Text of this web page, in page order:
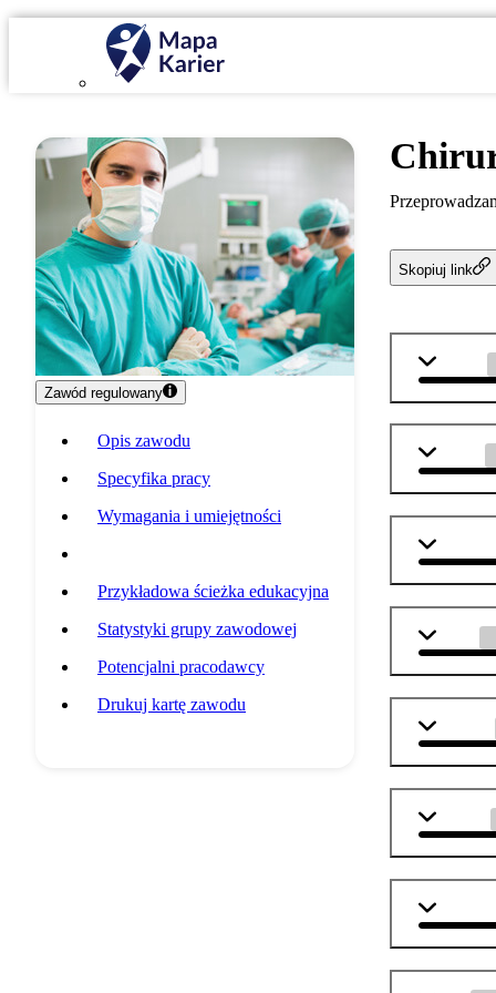
Zawód regulowany
Opis zawodu
Specyfika pracy
Wymagania i umiejętności
Przykładowa ścieżka edukacyjna
Statystyki grupy zawodowej
Potencjalni pracodawcy
Drukuj kartę zawodu
Skopiuj link